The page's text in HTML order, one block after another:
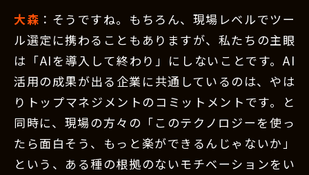
大森 ：そうですね。もちろん、現場レベルでツー
ル選定に携わることもありますが、私たちの主眼
は「AIを導入して終わり」にしないことです。AI
活用の成果が出る企業に共通しているのは、やは
りトップマネジメントのコミットメントです。と
同時に、現場の方々の「このテクノロジーを使っ
たら面白そう、もっと楽ができるんじゃないか」
という、ある種の根拠のないモチベーションをい